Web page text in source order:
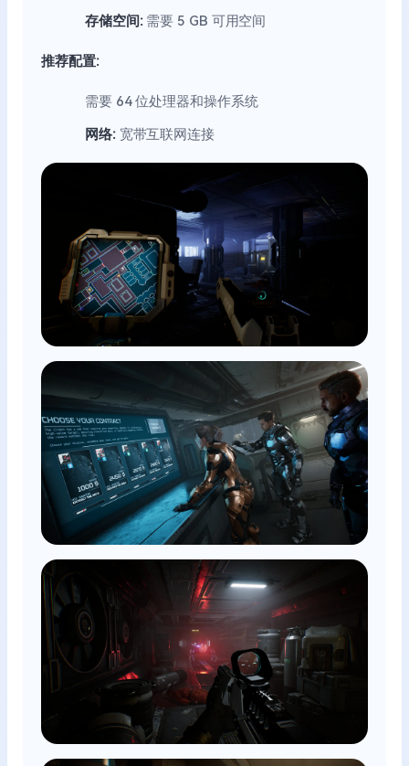
存储空间:需要 5 GB 可用空间
推荐配置:
需要 64 位处理器和操作系统
网络:宽带互联网连接